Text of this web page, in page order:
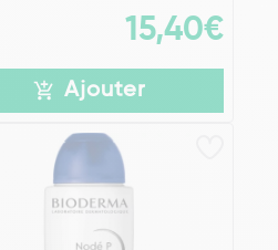
15,40€
Ajouter